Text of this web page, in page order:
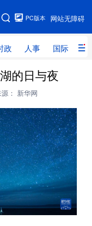
网站无障碍
PC版本
政 人事 国际 财
时政 人事
网评
球连线 教育
量子 体育
健康 军事
图片 政务
金融 汽车
的日与夜
： 新华网